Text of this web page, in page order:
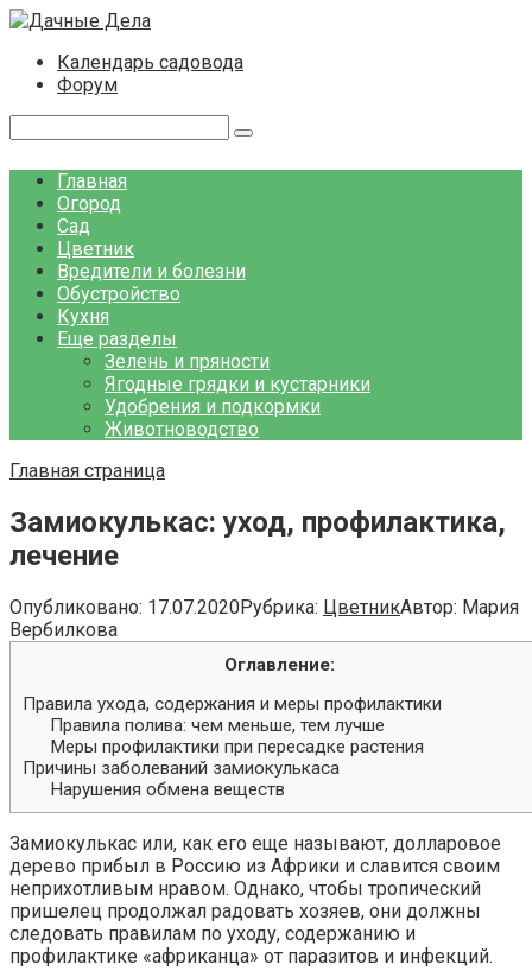
Перейти
контентуКалендарь садовода
Форум
Главная
Огород
Сад
Цветник
Вредители и болезни
Обустройство
Кухня
Еще разделы
Зелень и пряности
Ягодные грядки и кустарники
Удобрения и подкормки
Животноводство
Главная страница
Замиокулькас: уход, профилактика,
лечение
Опубликовано: 17.07.2020Рубрика: ЦветникАвтор: Мария
Вербилкова
Оглавление:
Правила ухода, содержания и меры профилактики
Правила полива: чем меньше, тем лучше
Меры профилактики при пересадке растения
Причины заболеваний замиокулькаса
Нарушения обмена веществ
Замиокулькас или, как его еще называют, долларовое
дерево прибыл в Россию из Африки и славится своим
неприхотливым нравом. Однако, чтобы тропический
пришелец продолжал радовать хозяев, они должны
следовать правилам по уходу, содержанию и
профилактике «африканца» от паразитов и инфекций.